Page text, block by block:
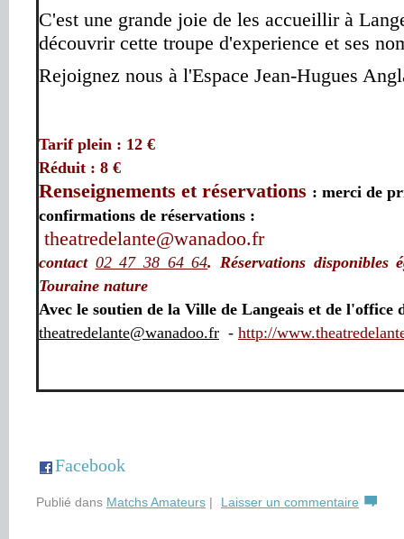
C'est une grande joie de les accueillir à
découvrir cette troupe d'experience et ses
Rejoignez nous à l'Espace Jean-Hugues
Tarif plein : 12 €
Réduit : 8 €
Renseignements et réservations : merci de
confirmations de réservations :
theatredelante@wanadoo.fr
contact 02 47 38 64 64.Réservations disponibles
Touraine nature
Avec le soutien de la Ville de Langeais et de l'office
theatredelante@wanadoo.fr - http://
Facebook
Publié dans Matchs Amateurs | Laisser un commentaire